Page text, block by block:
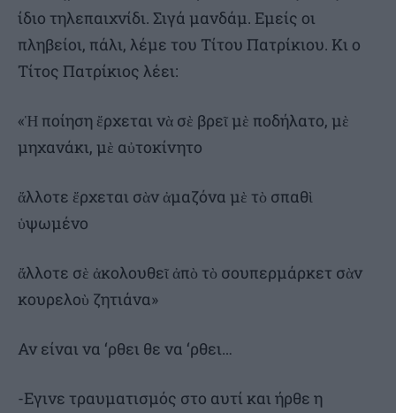
ίδιο τηλεπαιχνίδι. Σιγά μανδάμ. Εμείς οι
πληβείοι, πάλι, λέμε του Τίτου Πατρίκιου. Κι ο
Τίτος Πατρίκιος λέει:
«Ἡ ποίηση ἔρχεται νὰ σὲ βρεῖ μὲ ποδήλατο, μὲ
μηχανάκι, μὲ αὐτοκίνητο
ἄλλοτε ἔρχεται σὰν ἀμαζόνα μὲ τὸ σπαθὶ
ὑψωμένο
ἄλλοτε σὲ ἀκολουθεῖ ἀπὸ τὸ σουπερμάρκετ σὰν
κουρελοὺ ζητιάνα»
Αν είναι να ‘ρθει θε να ‘ρθει…
-Εγινε τραυματισμός στο αυτί και ήρθε η